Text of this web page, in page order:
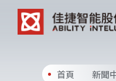
首頁 新聞